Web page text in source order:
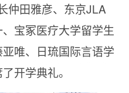
仲田雅彦、东京JLA
宝冢医疗大学留学生
唯、日琉国际言语学
开学典礼。